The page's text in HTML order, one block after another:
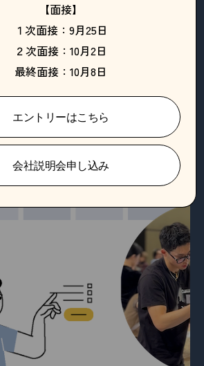
【面接】
１次面接：9月25日
２次面接：10月2日
最終面接：10月8日
エントリーはこちら
会社説明会申し込み